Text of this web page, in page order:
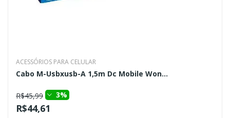
ACESSÓRIOS PARA CELULAR
Cabo M-Usbxusb-A 1,5m Dc Mobile Won...
R$45,99 3%
R$44,61